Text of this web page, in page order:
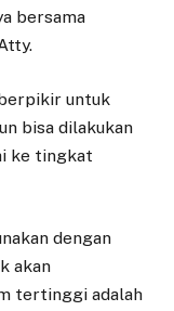
bersama
untuk
bisa dilakukan
ke tingkat
dengan
akan
tertinggi adalah